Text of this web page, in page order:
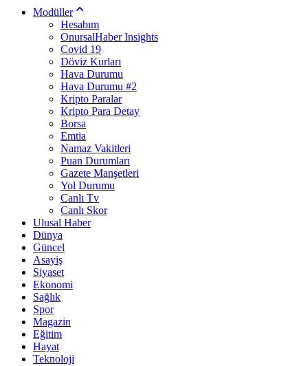
Modüller
Hesabım
OnursalHaber Insights
Covid 19
Döviz Kurları
Hava Durumu
Hava Durumu #2
Kripto Paralar
Kripto Para Detay
Borsa
Emtia
Namaz Vakitleri
Puan Durumları
Gazete Manşetleri
Yol Durumu
Canlı Tv
Canlı Skor
Ulusal Haber
Dünya
Güncel
Asayiş
Siyaset
Ekonomi
Sağlık
Spor
Magazin
Eğitim
Hayat
Teknoloji